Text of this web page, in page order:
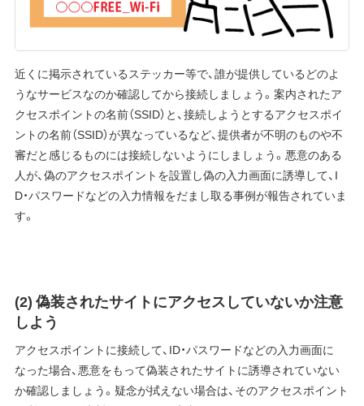
近くに掲示されているステッカー等で、誰が提供しているどのよ
うなサービスなのか確認してから接続しましょう。案内されたア
クセスポイントの名前（SSID）と、接続しようとするアクセスポイ
ントの名前（SSID）が異なっているなど、提供者が不明のものや不
審だと感じるものには接続しないようにしましょう。悪意のある
人が、偽のアクセスポイントを設置し偽の入力画面に誘導して、I
D・パスワードなどの入力情報をだまし取る事例が報告されていま
す。
(2) 偽装されたサイトにアクセスしていないか注意
しよう
アクセスポイントに接続して、ID・パスワードなどの入力画面に
なった場合、悪意をもって偽装されたサイトに誘導されていない
か確認しましょう。疑念が拭えない場合は、そのアクセスポイント